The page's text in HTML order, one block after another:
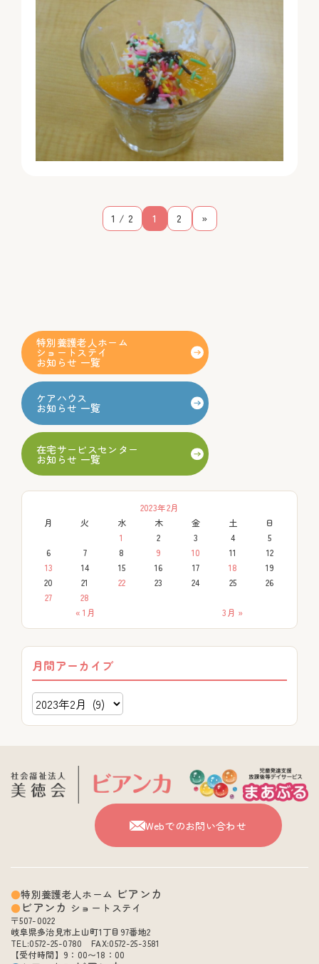
1 / 2 1 2 »
特別養護老人ホーム
ショートステイ
お知らせ 一覧
ケアハウス
お知らせ 一覧
在宅サービスセンター
お知らせ 一覧
2023年2月
月
火 水 木 金 土 日
« 1月 3月 »
1 2 3 4
5
6
7 8 9 10 11
12
13
14 15 16 17 18
19
20
21 22 23 24 25
26
27
28
月間アーカイブ
Webでのお問い合わせ
特別養護老人ホーム ビアンカ
ビアンカ ショートステイ
〒507-0022
岐阜県多治見市上山町1丁目97番地2
TEL:0572-25-0780 FAX:0572-25-3581
【受付時間】9：00〜18：00